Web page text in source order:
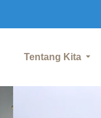
Tentang Kita